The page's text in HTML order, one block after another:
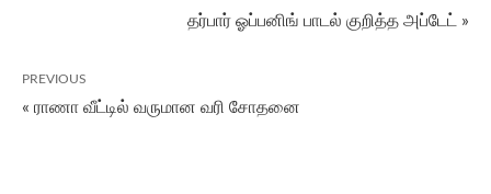
தர்பார் ஓப்பனிங் பாடல் குறித்த அப்டேட் »
PREVIOUS
« ராணா வீட்டில் வருமான வரி சோதனை